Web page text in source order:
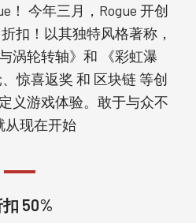
！ 今年三月，Rogue 开创
扣！以其独特风格著称，
涡轮转轴》和 《彩虹瀑
惊喜返奖 和 区块链 等创
义游戏体验。敢于与众不
从现在开始
50%